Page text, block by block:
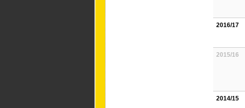
2016/17
2015/16
2014/15